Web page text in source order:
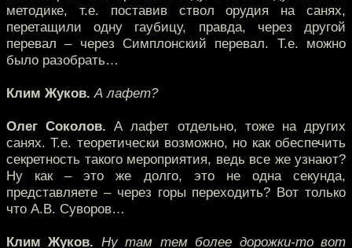
методике, т.е. поставив ствол орудия на санях,
перетащили одну гаубицу, правда, через другой
перевал – через Симплонский перевал. Т.е. можно
было разобрать…
Клим Жуков. А лафет?
Олег Соколов. А лафет отдельно, тоже на других
санях. Т.е. теоретически возможно, но как обеспечить
секретность такого мероприятия, ведь все же узнают?
Ну как – это же долго, это не одна секунда,
представляете – через горы переходить? Вот только
что А.В. Суворов…
Клим Жуков. Ну там тем более дорожки-то вот